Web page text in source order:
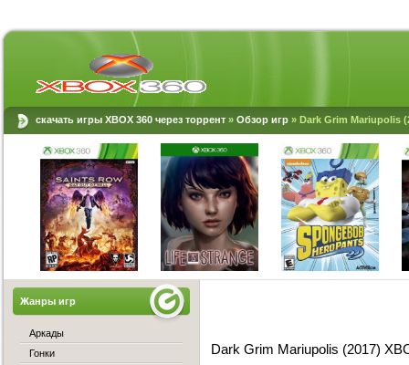
скачать игры XBOX 360 через торрент » Обзор игр » Dark Grim Mariupolis
Dark Grim Mariupolis (2017)
Жанры игр
Аркады
Гонки